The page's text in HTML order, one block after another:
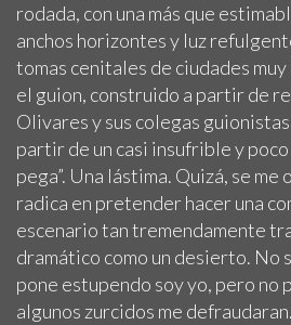
rodada, con una más que
anchos horizontes y luz
tomas cenitales de ciudades
el guion, construido a partir de
Olivares y sus colegas
partir de un casi insufrible y
pega”. Una lástima. Quizá, se
radica en pretender hacer una
escenario tan tremendamente
dramático como un desierto. No
pone estupendo soy yo, pero no
algunos zurcidos me